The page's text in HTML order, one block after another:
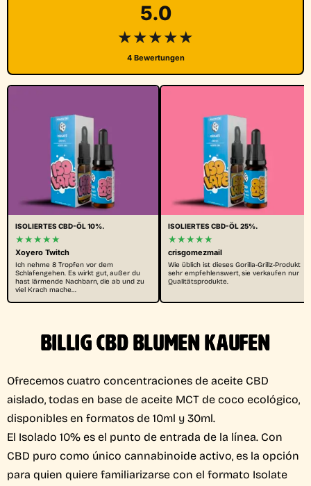
5.0
★★★★★
4 Bewertungen
ISOLIERTES CBD-ÖL 10%.
★★★★★
Xoyero Twitch
Ich nehme 8 Tropfen vor dem
Schlafengehen. Es wirkt gut, außer du
hast lärmende Nachbarn, die ab und zu
viel Krach mache…
ISOLIERTES CBD-ÖL 25%.
★★★★★
crisgomezmail
Wie üblich ist dieses Gorilla-Grillz-Produkt
sehr empfehlenswert, sie verkaufen nur
Qualitätsprodukte.
BILLIG CBD BLUMEN KAUFEN
Ofrecemos cuatro concentraciones de aceite CBD
aislado, todas en base de aceite MCT de coco ecológico,
disponibles en formatos de 10ml y 30ml.
El Isolado 10% es el punto de entrada de la línea. Con
CBD puro como único cannabinoide activo, es la opción
para quien quiere familiarizarse con el formato Isolate